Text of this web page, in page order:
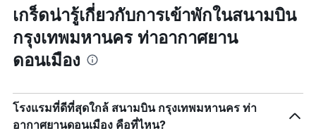
เกร็ดน่ารู้เกี่ยวกับการเข้าพักในสนามบิน
กรุงเทพมหานคร ท่าอากาศยาน
ดอนเมือง
โรงแรมที่ดีที่สุดใกล้ สนามบิน กรุงเทพมหานคร ท่า
อากาศยานดอนเมือง คือที่ไหน?